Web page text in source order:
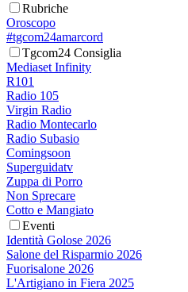
Rubriche
Oroscopo
#tgcom24amarcord
Tgcom24 Consiglia
Mediaset Infinity
R101
Radio 105
Virgin Radio
Radio Montecarlo
Radio Subasio
Comingsoon
Superguidatv
Zuppa di Porro
Non Sprecare
Cotto e Mangiato
Eventi
Identità Golose 2026
Salone del Risparmio 2026
Fuorisalone 2026
L'Artigiano in Fiera 2025